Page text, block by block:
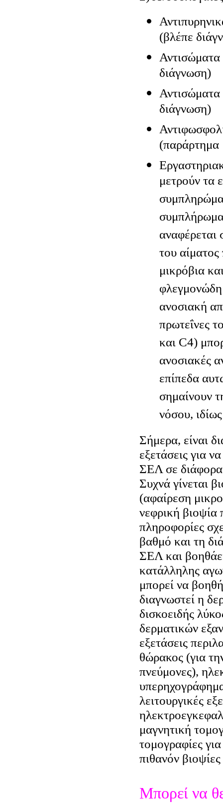
(βλέπε
διάγνωση)
διάγνωση)
(παράρτημα
μετρούν τα
του
μικρόβια
ανοσιακή
πρωτεΐνες
και C4)
ανοσιακές
επίπεδα
σημαίνουν
νόσου,
Σήμερα, είναι
εξετάσεις για
ΣΕΛ σε
Συχνά γίνεται
(αφαίρεση
νεφρική βιοψία
πληροφορίες
βαθμό και τη
ΣΕΛ και
κατάλληλης
μπορεί να
διαγνωστεί η
δισκοειδής
δερματικών
εξετάσεις
θώρακος (για
πνεύμονες),
λειτουργικές
μαγνητική
τομογραφίες
πιθανόν
Μπορεί να